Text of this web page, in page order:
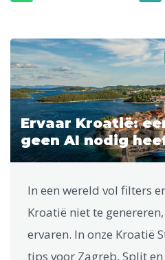
Ervaar Kroatië:
geen AI nodig
In een wereld vol filters
Kroatië niet te
ervaren. In onze Kroatië
tips voor Zagreb, Split